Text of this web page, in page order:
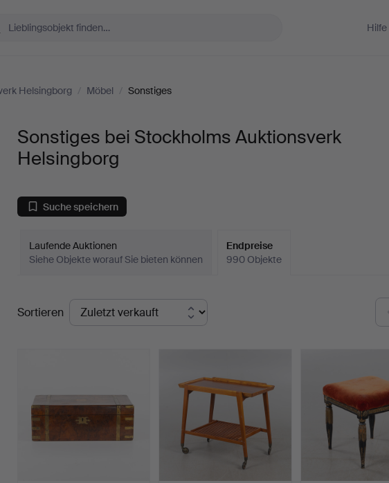
Hilfe
Helsingborg / Möbel / Sonstiges
Sonstiges bei Stockholms Auktionsverk
Helsingborg
Suche speichern
Laufende Auktionen
Siehe Objekte worauf Sie bieten können
Endpreise
990 Objekte
Endpreise
Sortieren